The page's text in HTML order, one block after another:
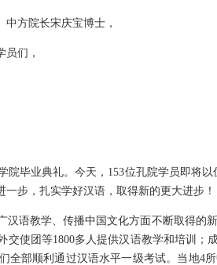
方院长宋庆宝博士，
们，
业典礼。今天，153位孔院学员即将以
步，扎实学好汉语，取得新的更大进步！
语教学、传播中国文化方面不断取得的
使团等1800多人提供汉语教学和培训；
全部顺利通过汉语水平一级考试。当地4